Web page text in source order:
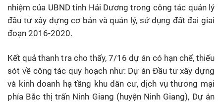
nhiệm của UBND tỉnh Hải Dương trong công tác quản lý
đầu tư xây dựng cơ bản và quản lý, sử dụng đất đai giai
đoạn 2016-2020.
Kết quả thanh tra cho thấy, 7/16 dự án có hạn chế, thiếu
sót về công tác quy hoạch như: Dự án Đầu tư xây dựng
và kinh doanh hạ tầng khu dân cư, dịch vụ thương mại
phía Bắc thị trấn Ninh Giang (huyện Ninh Giang), Dự án